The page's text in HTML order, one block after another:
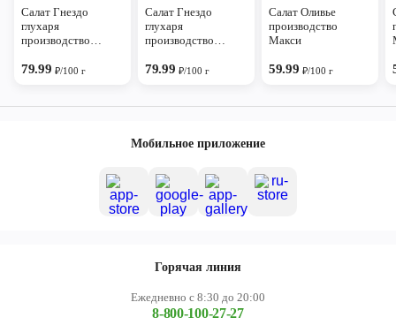
Салат Гнездо
глухаря
производство
79.99₽/100 г
Салат Гнездо
глухаря
производство
79.99₽/100 г
Салат Оливье
производство
Макси
59.99₽/100 г
Мобильное приложение
Горячая линия
Ежедневно с 8:30 до 20:00
8-800-100-27-27